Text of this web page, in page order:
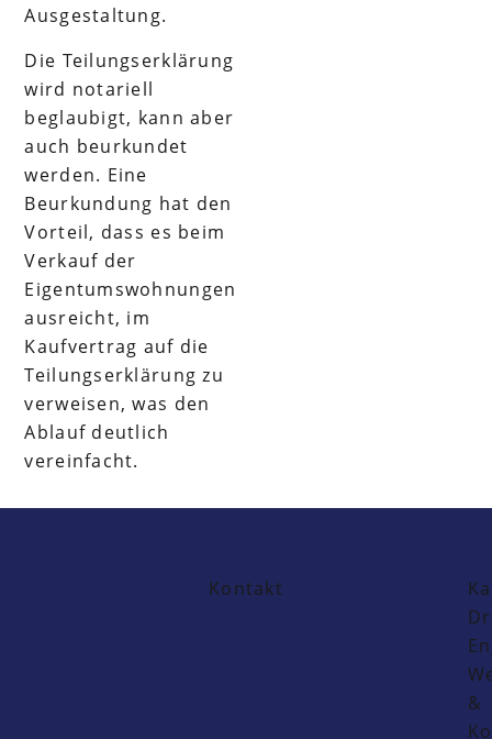
Ausgestaltung.
Die Teilungserklärung
wird notariell
beglaubigt, kann aber
auch beurkundet
werden. Eine
Beurkundung hat den
Vorteil, dass es beim
Verkauf der
Eigentumswohnungen
ausreicht, im
Kaufvertrag auf die
Teilungserklärung zu
verweisen, was den
Ablauf deutlich
vereinfacht.
Kontakt
&